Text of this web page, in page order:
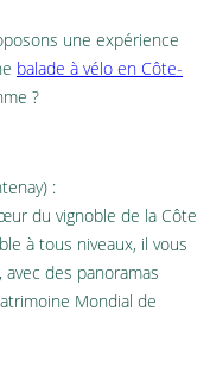
une expérience
balade à vélo en Côte-
?
:
du vignoble de la Côte
à tous niveaux, il vous
des panoramas
Mondial de